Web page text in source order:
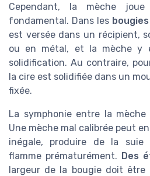
Cependant, la mèche
fondamental. Dans les
est versée dans un récipient,
ou en métal, et la mèche y
solidification. Au contraire,
la cire est solidifiée dans un
fixée.
La symphonie entre la
Une mèche mal calibrée peut
inégale, produire de la suie
flamme prématurément. Des
largeur de la bougie doit être